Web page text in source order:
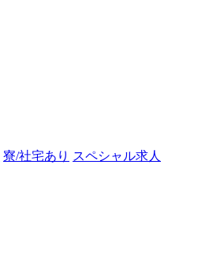
寮/社宅あり スペシャル求人